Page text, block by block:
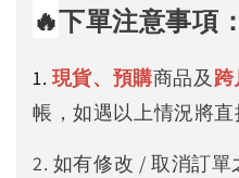
🔥下單注意事項：
1. 現貨、預購商品及
帳，如遇以上情況將直
2. 如有修改 / 取消訂